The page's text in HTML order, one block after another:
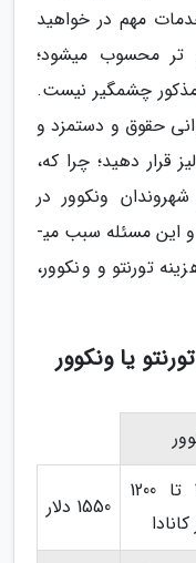
مهم در خواهید
تر محسوب می­شود؛
هزینه­ های 2 شهر مذکور چشم­گیر نیست.
حقوق و دستمزد و
مورد آنالیز قرار دهید؛ چرا که،
ونکوور در
بعضی از رده­ های شغلی پایین­تر بوده و این مسئله سبب می­
تورنتو و ونکوور،
یا ونکوور
1000 تا 1200
کانادا
1550 دلار